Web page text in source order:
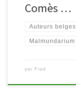
Comès …
Auteurs belges
Malmundarium
par Fred